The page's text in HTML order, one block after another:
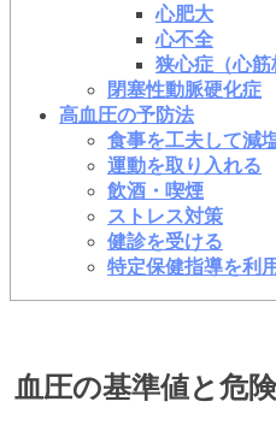
心肥大
心不全
狭心症（心筋
閉塞性動脈硬化症
高血圧の予防法
食事を工夫して減
運動を取り入れる
飲酒・喫煙
ストレス対策
健診を受ける
特定保健指導を利
血圧の基準値と危